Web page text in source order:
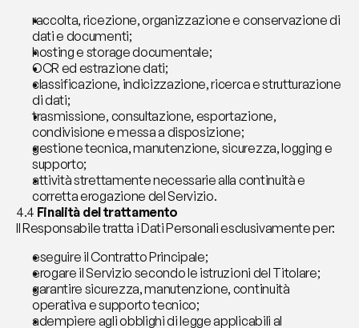
raccolta, ricezione, organizzazione e conservazione di
dati e documenti;
hosting e storage documentale;
OCR ed estrazione dati;
classificazione, indicizzazione, ricerca e strutturazione
di dati;
trasmissione, consultazione, esportazione,
condivisione e messa a disposizione;
gestione tecnica, manutenzione, sicurezza, logging e
supporto;
attività strettamente necessarie alla continuità e
corretta erogazione del Servizio.
4.4 Finalità del trattamento
Il Responsabile tratta i Dati Personali esclusivamente per:
eseguire il Contratto Principale;
erogare il Servizio secondo le istruzioni del Titolare;
garantire sicurezza, manutenzione, continuità
operativa e supporto tecnico;
adempiere agli obblighi di legge applicabili al